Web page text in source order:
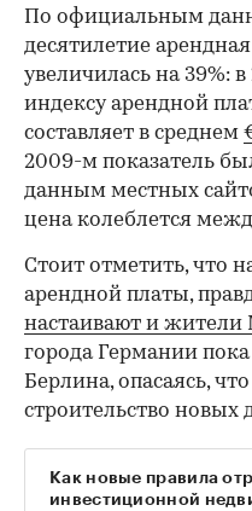
По официальным
десятилетие
увеличилась на 39%: в
индексу арендной
составляет в среднем
2009-м показатель
данным местных
цена колеблется
Стоит отметить, что
арендной платы,
настаивают и
города Германии
Берлина, опасаясь,
строительство новых
Как новые правила
инвестиционной